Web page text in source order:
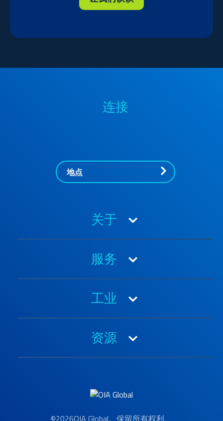
连接
地点
关于
关于内审办
奖项与认证
职业生涯
历史
领导能力
服务
3PL
4PL
空运
合同物流
报关
项目物流
Purchase Order Management
工业
汽车与移动
电子产品
能源
资源
案例研究
媒体联系方式
©2026OIA Global。保留所有权利。